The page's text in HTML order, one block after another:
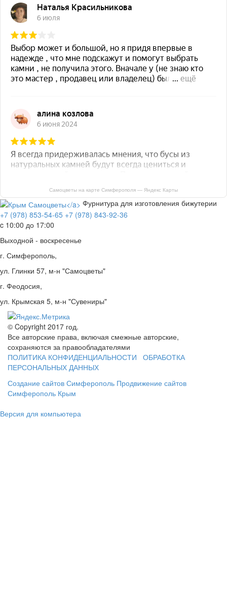
Самоцветы на карте Симферополя — Яндекс Карты
Фурнитура для изготовления бижутерии
+7 (978) 853-54-65 +7 (978) 843-92-36
c 10:00 до 17:00
Выходной - воскресенье
г. Симферополь,
ул. Глинки 57, м-н "Самоцветы"
г. Феодосия,
ул. Крымская 5, м-н "Сувениры"
© Copyright 2017 год.
Все авторские права, включая смежные авторские,
сохраняются за правообладателями
ПОЛИТИКА КОНФИДЕНЦИАЛЬНОСТИ
ОБРАБОТКА
ПЕРСОНАЛЬНЫХ ДАННЫХ
Создание сайтов Симферополь Продвижение сайтов
Симферополь Крым
Версия для компьютера